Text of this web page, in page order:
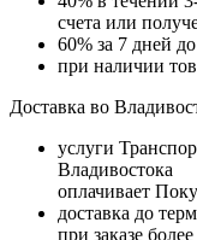
счета или
60% за 7 дней
при наличии
Доставка во
услуги
Владивостока
оплачивает
доставка до
при заказе